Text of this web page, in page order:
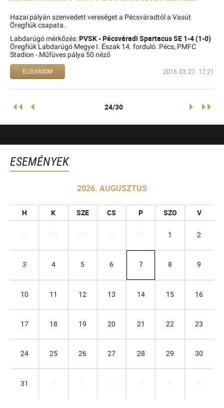
Hazai pályán szenvedett vereséget a Pécsváradtól a Vasút
Öregfiúk csapata.
Labdarúgó mérkőzés:PVSK - Pécsváradi Spartacus SE 1-4 (1-0)
Öregfiúk Labdarúgó Megye I. Észak 14. forduló. Pécs, PMFC
Stadion - Műfüves pálya 50 néző
ELOLVASOM 2016.03.27. 17:21
24/30
ESEMÉNYEK
2026. AUGUSZTUS
H K SZE CS P SZO V
1 2
3 4 5 6 7 8 9
10 11 12 13 14 15 16
17 18 19 20 21 22 23
24 25 26 27 28 29 30
31